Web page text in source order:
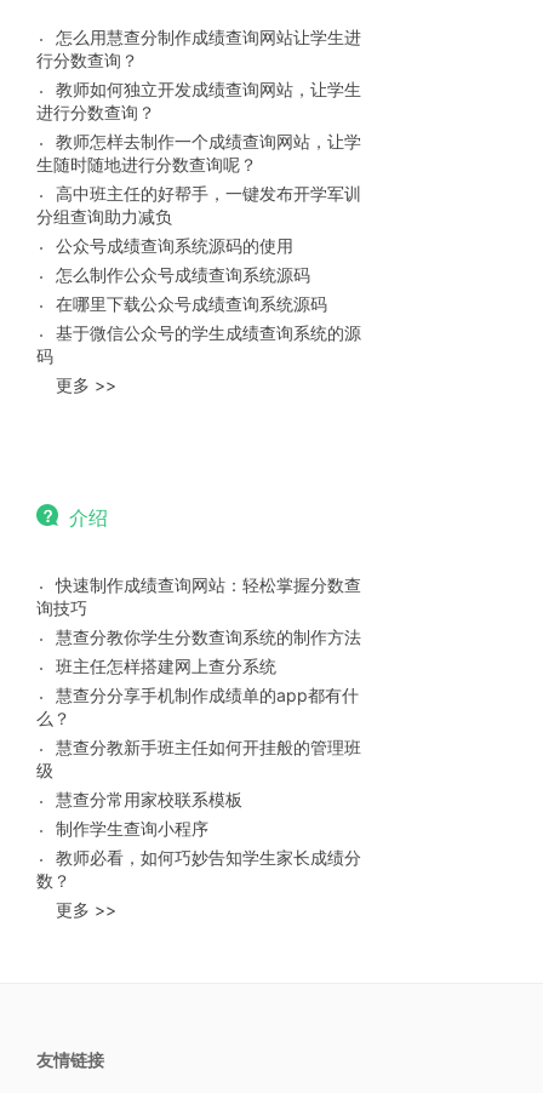
怎么用慧查分制作成绩查询网站让学生进
行分数查询？
教师如何独立开发成绩查询网站，让学生
进行分数查询？
教师怎样去制作一个成绩查询网站，让学
生随时随地进行分数查询呢？
高中班主任的好帮手，一键发布开学军训
分组查询助力减负
公众号成绩查询系统源码的使用
怎么制作公众号成绩查询系统源码
在哪里下载公众号成绩查询系统源码
基于微信公众号的学生成绩查询系统的源
码
更多 >>
介绍
快速制作成绩查询网站：轻松掌握分数查
询技巧
慧查分教你学生分数查询系统的制作方法
班主任怎样搭建网上查分系统
慧查分分享手机制作成绩单的app都有什
么？
慧查分教新手班主任如何开挂般的管理班
级
慧查分常用家校联系模板
制作学生查询小程序
教师必看，如何巧妙告知学生家长成绩分
数？
更多 >>
友情链接